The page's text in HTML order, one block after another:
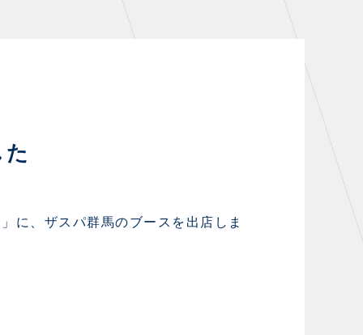
・法人シーズンシート
拠点一覧
に、ザスパ群馬のブースを出店しま